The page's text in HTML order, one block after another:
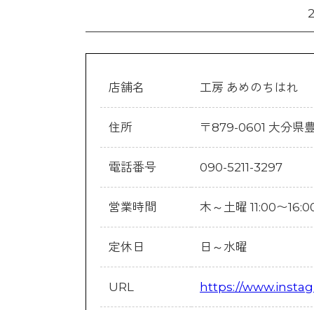
店舗名 工房 あめのちはれ
住所 〒879-0601 大分県
電話番号 090-5211-3297
営業時間 木～土曜 11:00〜
定休日 日～水曜
URL https://